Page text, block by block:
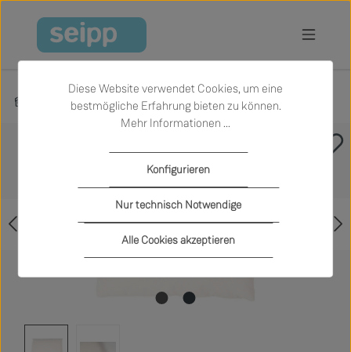
Zum Hauptinhalt springen
Produkte Sale Garten Outdoor Textilien und Kissen
Diese Website verwendet Cookies, um eine
bestmögliche Erfahrung bieten zu können.
Mehr Informationen ...
Nur technisch Notwendige
Konfigurieren
Alle Cookies akzeptieren